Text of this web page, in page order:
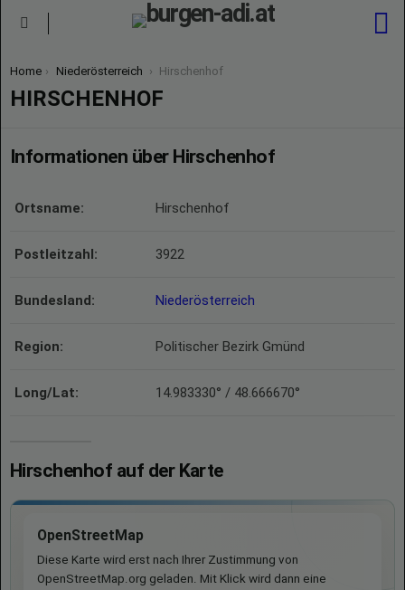
You are here:
Home Niederösterreich Hirschenhof
HIRSCHENHOF
Informationen über Hirschenhof
Ortsname: Hirschenhof
Postleitzahl: 3922
Bundesland: Niederösterreich
Region: Politischer Bezirk Gmünd
Long/Lat: 14.983330° / 48.666670°
Hirschenhof auf der Karte
OpenStreetMap
Diese Karte wird erst nach Ihrer Zustimmung von
OpenStreetMap.org geladen. Mit Klick wird dann eine